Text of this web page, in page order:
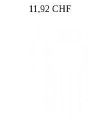
11,92 CHF